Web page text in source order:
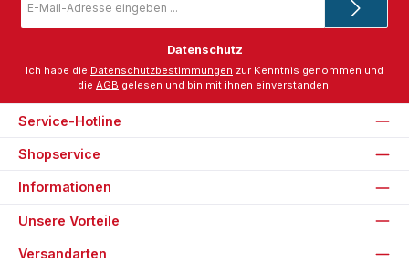
Mail-
*
Datenschutz
Ich habe die Datenschutzbestimmungen zur Kenntnis genommen und
die AGB gelesen und bin mit ihnen einverstanden.
Service-Hotline
Shopservice
Informationen
Unsere Vorteile
Versandarten